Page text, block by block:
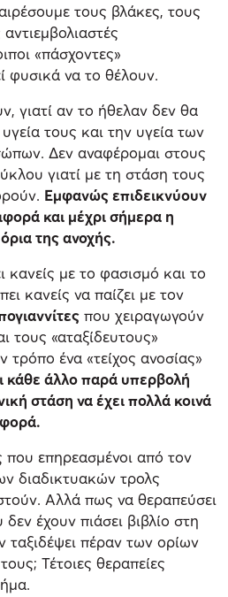
τους βλάκες, τους
«πάσχοντες»
φυσικά να το θέλουν.
γιατί αν το ήθελαν δεν θα
τους και την υγεία των
Δεν αναφέρομαι στους
γιατί με τη στάση τους
Εμφανώς επιδεικνύουν
και μέχρι σήμερα η
της ανοχής.
με το φασισμό και το
κανείς να παίζει με τον
που χειραγωγούν
τους «αταξίδευτους»
τρόπο ένα «τείχος ανοσίας»
κάθε άλλο παρά υπερβολή
στάση να έχει πολλά κοινά
που επηρεασμένοι από τον
διαδικτυακών τρολς
Αλλά πως να θεραπεύσει
έχουν πιάσει βιβλίο στη
ταξιδέψει πέραν των ορίων
Τέτοιες θεραπείες